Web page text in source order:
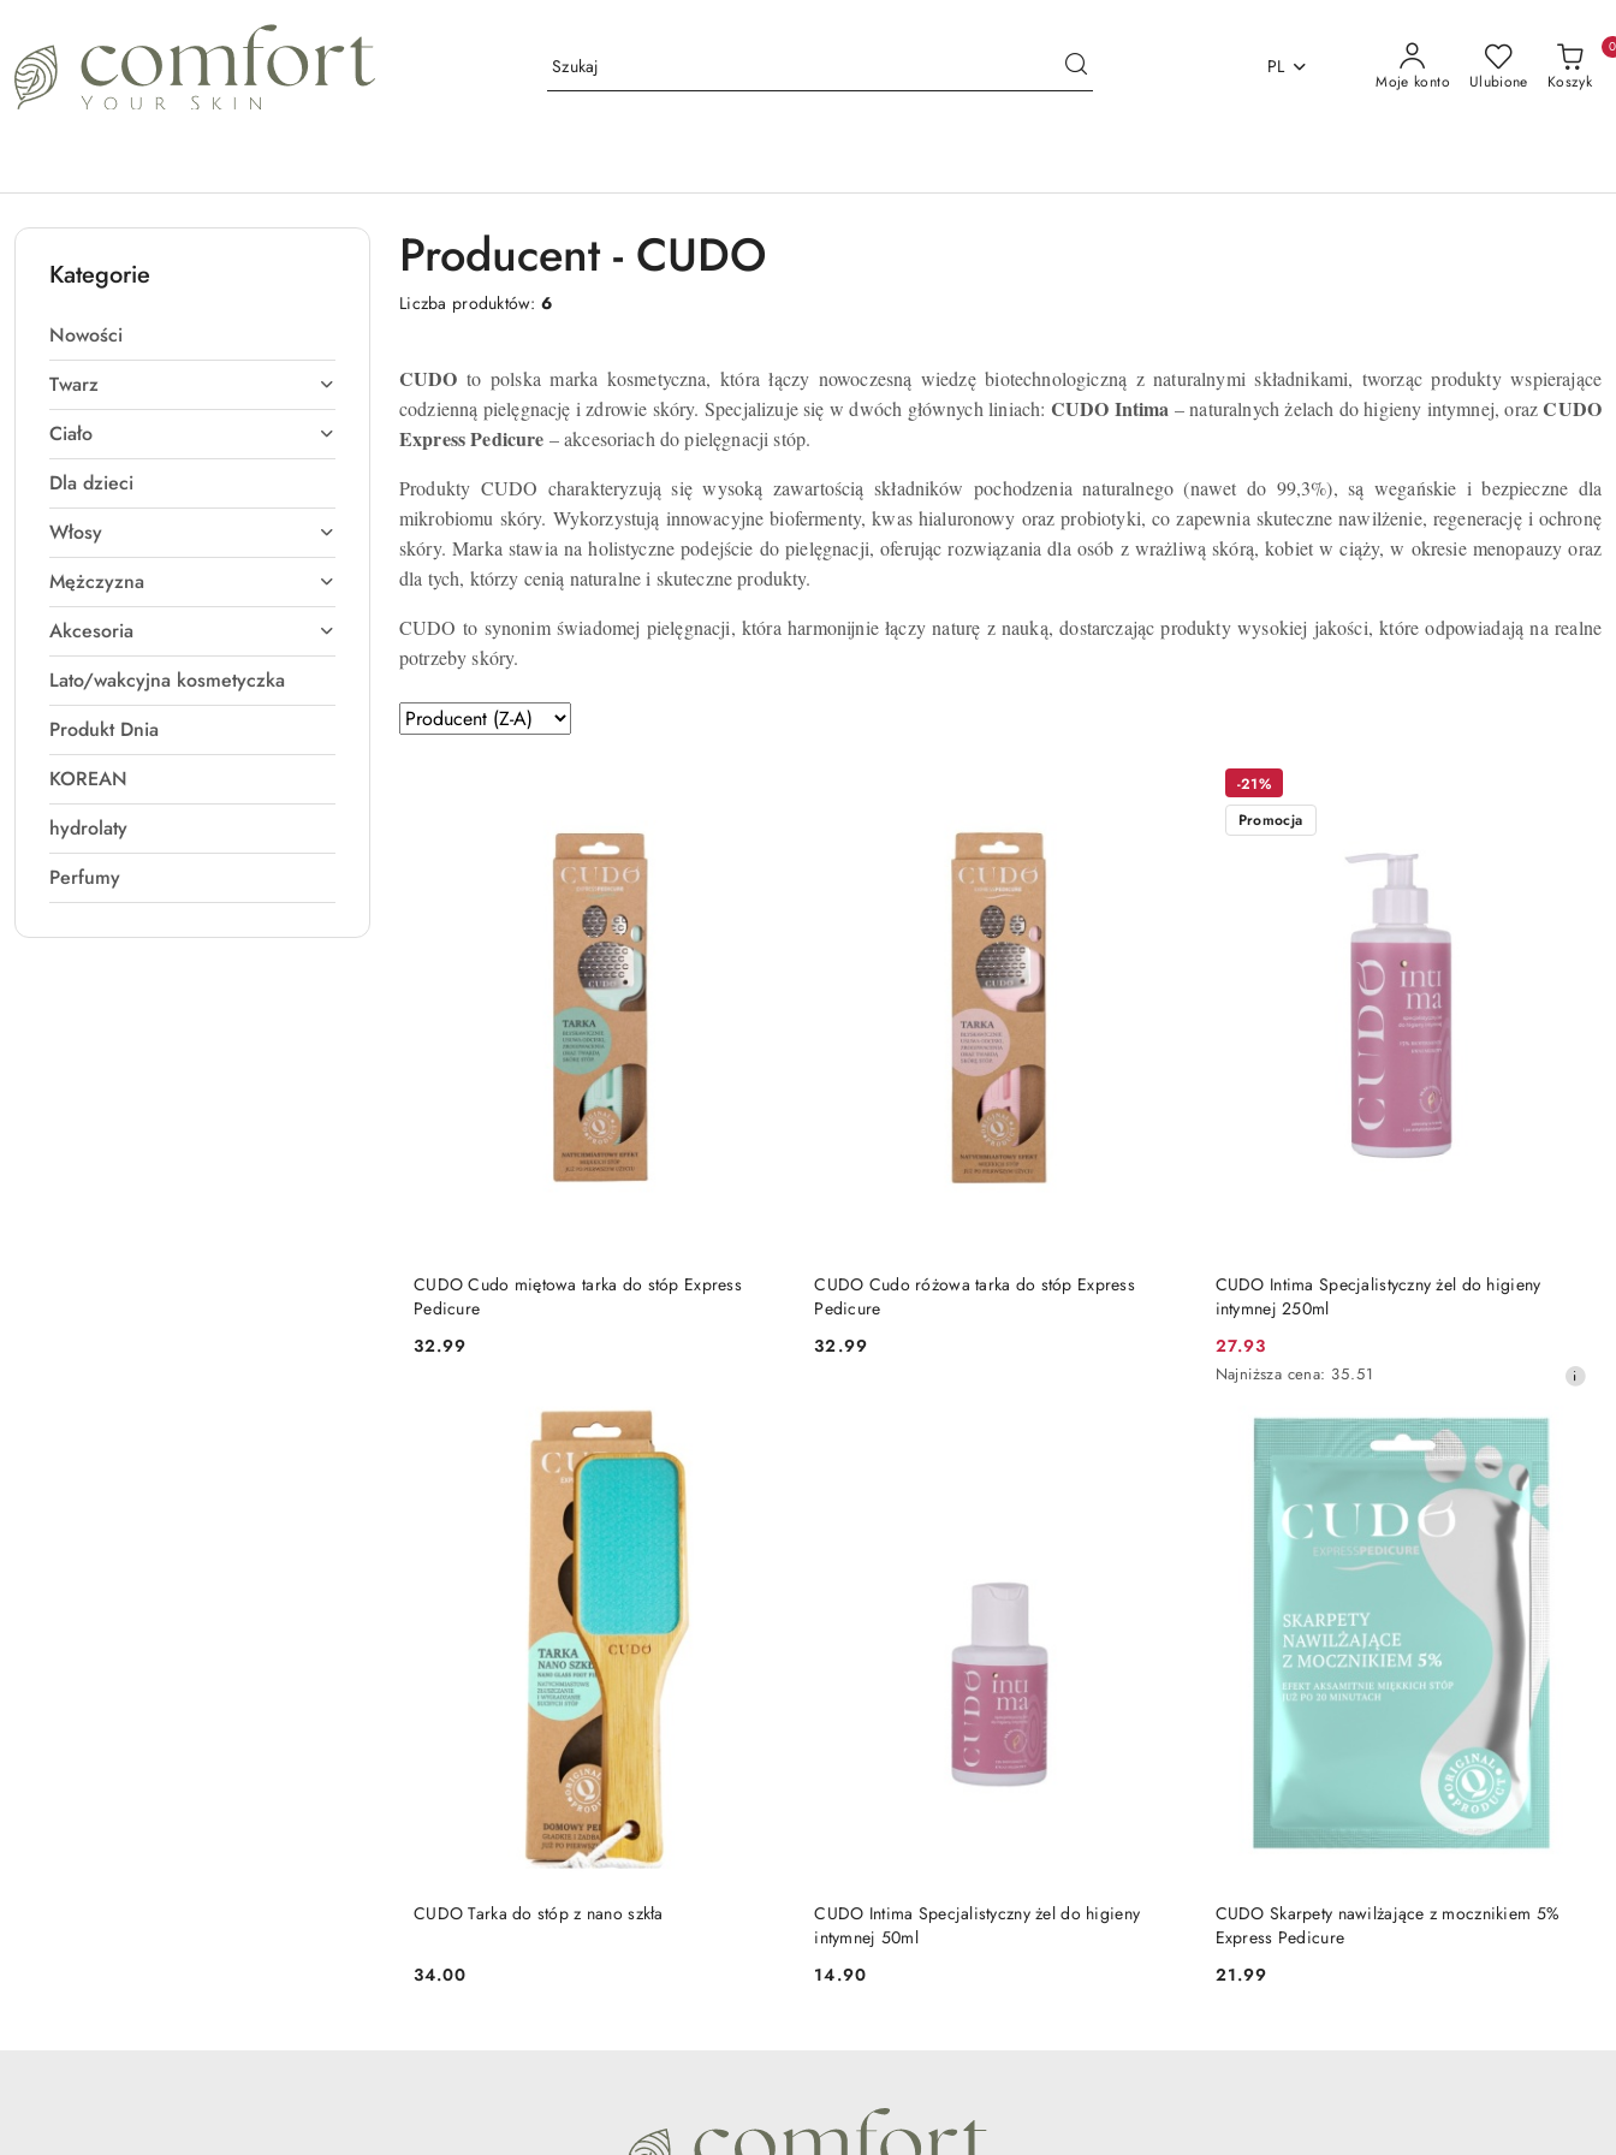
Przejdź do treści głównej
Przejdź do wyszukiwarki
Przejdź do moje konto
Przejdź do menu głównego
PL
Moje konto Ulubione Koszyk
0
Kategorie
Nowości
Twarz
Ciało
Dla dzieci
Włosy
Mężczyzna
Akcesoria
Lato/wakcyjna kosmetyczka
Produkt Dnia
KOREAN
hydrolaty
Perfumy
Producent - CUDO
Liczba produktów:6
CUDO to polska marka kosmetyczna, która łączy nowoczesną wiedzę biotechnologiczną z naturalnymi składnikami, tworząc produkty wspierające
codzienną pielęgnację i zdrowie skóry. Specjalizuje się w dwóch głównych liniach: CUDO Intima – naturalnych żelach do higieny intymnej, orazCUDO
Express Pedicure – akcesoriach do pielęgnacji stóp.
Produkty CUDO charakteryzują się wysoką zawartością składników pochodzenia naturalnego (nawet do 99,3%), są wegańskie i bezpieczne dla
mikrobiomu skóry. Wykorzystują innowacyjne biofermenty, kwas hialuronowy oraz probiotyki, co zapewnia skuteczne nawilżenie, regenerację i ochronę
skóry. Marka stawia na holistyczne podejście do pielęgnacji, oferując rozwiązania dla osób z wrażliwą skórą, kobiet w ciąży, w okresie menopauzy oraz
dla tych, którzy cenią naturalne i skuteczne produkty.
CUDO to synonim świadomej pielęgnacji, która harmonijnie łączy naturę z nauką, dostarczając produkty wysokiej jakości, które odpowiadają na realne
potrzeby skóry.
Zastosowano
sortowanie:
Sortuj
według
CUDO Cudo miętowa tarka do stóp Express
Pedicure
Cena:
32.99
DO KOSZYKA
CUDO Cudo różowa tarka do stóp Express
Pedicure
Cena:
32.99
DO KOSZYKA
CUDO Intima Specjalistyczny żel do higieny
intymnej 250ml
Cena
promocyjna:
27.93
Najniższa
Najniższa cena: 35.51
-21%
Promocja
DO KOSZYKA
CUDO Tarka do stóp z nano szkła
Cena:
34.00
DO KOSZYKA
CUDO Intima Specjalistyczny żel do higieny
intymnej 50ml
Cena:
14.90
PRODUKT NIEDOSTĘPNY
CUDO Skarpety nawilżające z mocznikiem 5%
Express Pedicure
Cena:
21.99
PRODUKT NIEDOSTĘPNY